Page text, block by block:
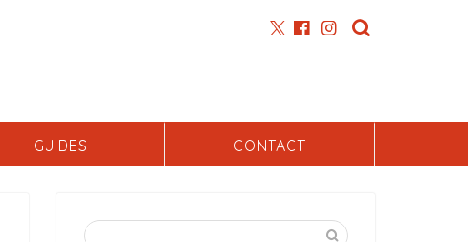
GUIDES CONTACT